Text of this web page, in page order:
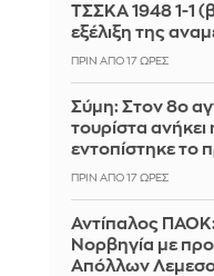
ΤΣΣΚΑ 1948 1-1
εξέλιξη της
ΠΡΙΝ ΑΠΌ 17 ΏΡΕΣ
Σύμη: Στον 8ο
τουρίστα
εντοπίστηκε το
ΠΡΙΝ ΑΠΌ 17 ΏΡΕΣ
Αντίπαλος
Νορβηγία με
Απόλλων